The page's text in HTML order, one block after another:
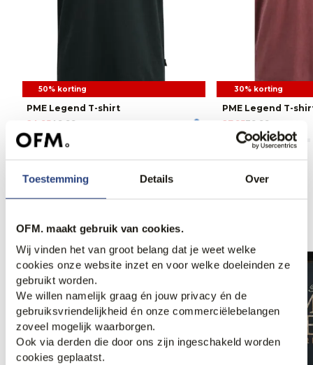
Toestemming Details Over
OFM. maakt gebruik van cookies.
Wij vinden het van groot belang dat je weet welke
cookies onze website inzet en voor welke doeleinden ze
gebruikt worden.
We willen namelijk graag én jouw privacy én de
gebruiksvriendelijkheid én onze commerciëlebelangen
zoveel mogelijk waarborgen.
Ook via derden die door ons zijn ingeschakeld worden
cookies geplaatst.
50% korting
PME Legend T-shirt
49,99
24,95
30% korting
PME Legend T-
39,99
27,95